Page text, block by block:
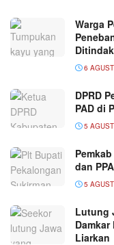
Warga
Ditindak
6
DPRD
PAD di
5
dan
5
Lutung
Liarkan